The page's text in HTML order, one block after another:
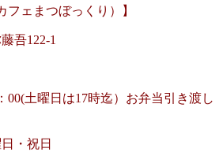
フェまつぼっくり）】
吾122-1
00(土曜日は17時迄）お弁当引き渡し
・祝日